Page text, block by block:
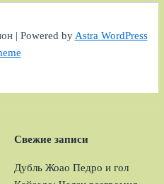
| Powered byAstra WordPress
Свежие записи
Дубль Жоао Педро и гол